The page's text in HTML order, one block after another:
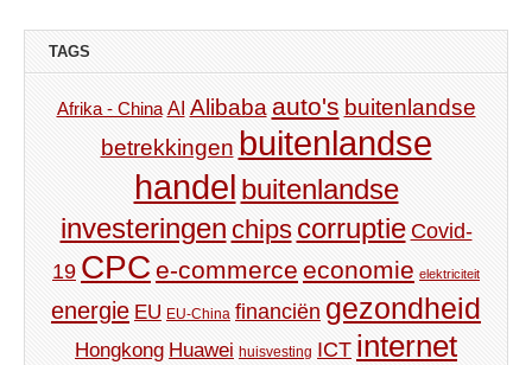
TAGS
Afrika - China AI Alibaba auto's buitenlandse
betrekkingen buitenlandse
handel buitenlandse
investeringen chips corruptie Covid-
19 CPC e-commerce economie elektriciteit
energie EU EU-China financiën gezondheid
Hongkong Huawei huisvesting ICT internet